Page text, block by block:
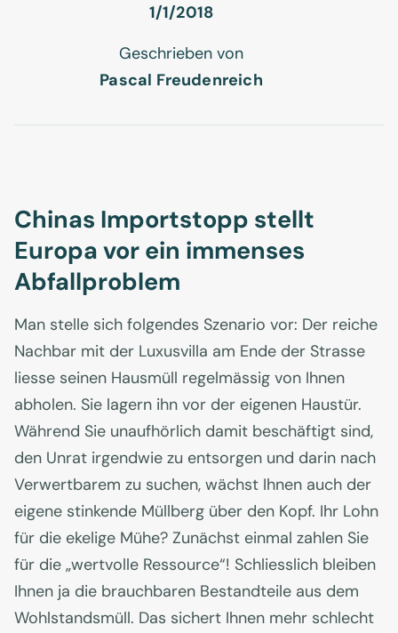
1/1/2018
Geschrieben von
Pascal Freudenreich
Chinas Importstopp stellt
Europa vor ein immenses
Abfallproblem
Man stelle sich folgendes Szenario vor: Der reiche
Nachbar mit der Luxusvilla am Ende der Strasse
liesse seinen Hausmüll regelmässig von Ihnen
abholen. Sie lagern ihn vor der eigenen Haustür.
Während Sie unaufhörlich damit beschäftigt sind,
den Unrat irgendwie zu entsorgen und darin nach
Verwertbarem zu suchen, wächst Ihnen auch der
eigene stinkende Müllberg über den Kopf. Ihr Lohn
für die ekelige Mühe? Zunächst einmal zahlen Sie
für die „wertvolle Ressource“! Schliesslich bleiben
Ihnen ja die brauchbaren Bestandteile aus dem
Wohlstandsmüll. Das sichert Ihnen mehr schlecht